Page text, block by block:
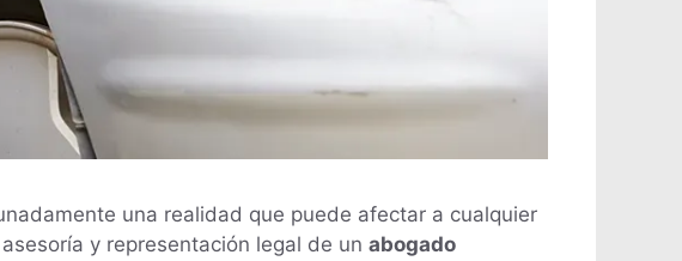
una realidad que puede afectar a cualquier
y representación legal de un abogado